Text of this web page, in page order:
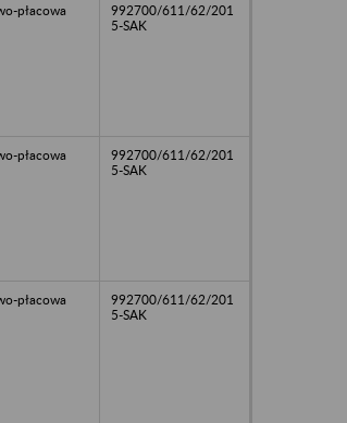
płacowa
992700/611/62/201
5-SAK
płacowa
992700/611/62/201
5-SAK
płacowa
992700/611/62/201
5-SAK